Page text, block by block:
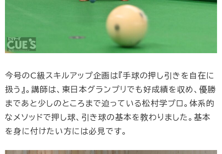
今号のC級スキルアップ企画は『手球の押し引きを自在に
扱う』。講師は、東日本グランプリでも好成績を収め、優勝
まであと少しのところまで迫っている松村学プロ。体系的
なメソッドで押し球、引き球の基本を教わりました。基本
を身に付けたい方には必見です。